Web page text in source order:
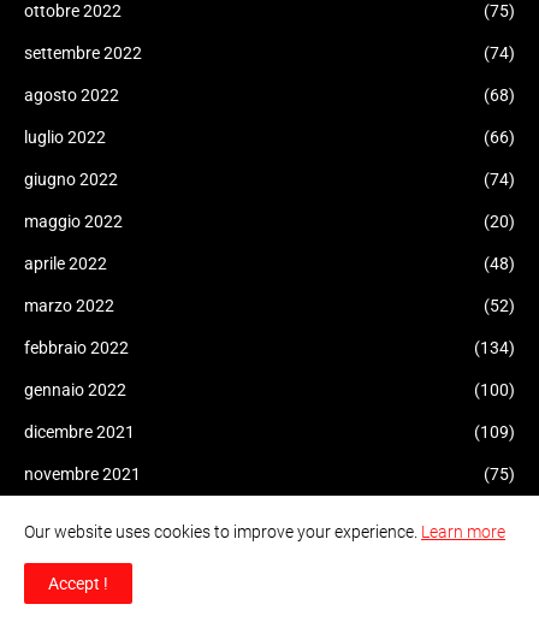
ottobre 2022 (75)
settembre 2022 (74)
agosto 2022 (68)
luglio 2022 (66)
giugno 2022 (74)
maggio 2022 (20)
aprile 2022 (48)
marzo 2022 (52)
febbraio 2022 (134)
gennaio 2022 (100)
dicembre 2021 (109)
novembre 2021 (75)
settembre 2021
agosto 2021
Our website uses cookies to improve your experience. Learn more
Accept !